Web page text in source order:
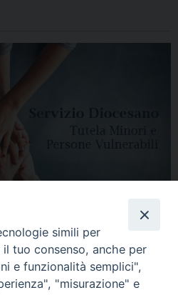
simili per
tuo consenso, anche per
e funzionalità semplici",
"misurazione" e